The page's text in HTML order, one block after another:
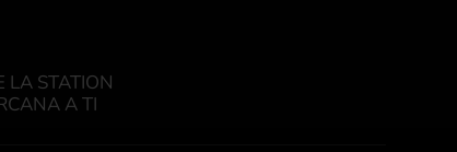
LA STATION
A TI